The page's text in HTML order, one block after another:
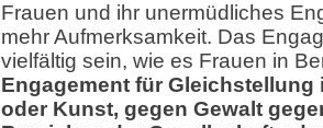
Frauen und ihr unermüdliches
mehr Aufmerksamkeit. Das
vielfältig sein, wie es Frauen in
Engagement für Gleichstellung
oder Kunst, gegen Gewalt